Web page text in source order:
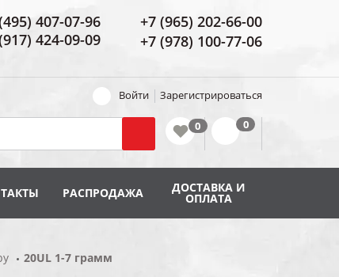
407-07-96
424-09-09
+7 (965) 202-66-00
+7 (978) 100-77-06
Войти Зарегистрироваться
РАСПРОДАЖА ДОСТАВКА И
ОПЛАТА
20UL 1-7 грамм